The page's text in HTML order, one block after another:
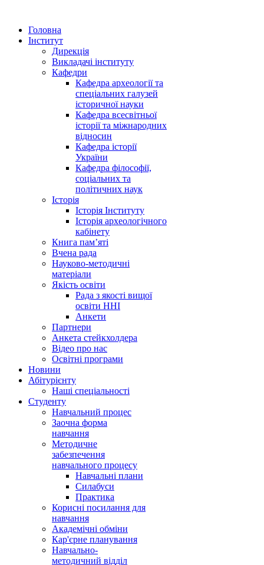
Головна
Інститут
Дирекція
Викладачі інституту
Кафедри
Кафедра археології та
спеціальних галузей
історичної науки
Кафедра всесвітньої
історії та міжнародних
відносин
Кафедра історії
України
Кафедра філософії,
соціальних та
політичних наук
Історія
Історія Інституту
Історія археологічного
кабінету
Книга памʼяті
Вчена рада
Науково-методичні
матеріали
Якість освіти
Рада з якості вищої
освіти ННІ
Анкети
Партнери
Анкета стейкхолдера
Відео про нас
Освітні програми
Hовини
Абітурієнту
Наші спеціальності
Студенту
Навчальний процес
Заочна форма
навчання
Методичне
забезпечення
навчального процесу
Навчальні плани
Силабуси
Практика
Корисні посилання для
навчання
Академічні обміни
Кар'єрне планування
Навчально-
методичний відділ